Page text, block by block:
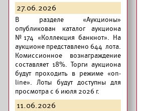
27.06.2026
В разделе «Аукционы»
опубликован каталог аукциона
№174 «Коллекция банкнот». На
аукционе представлено 644 лота.
Комиссионное вознаграждение
составляет 18%. Торги аукциона
будут проходить в режиме «on-
line». Лоты будут доступны для
просмотра с 6 июля 2026 г.
11.06.2026